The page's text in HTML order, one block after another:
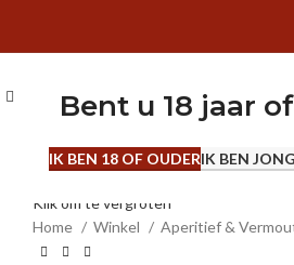
Bent u 18 jaar
IK BEN 18 OF OUDERIK BEN
0.75 L
Klik om te vergroten
Home
Winkel Aperitief &